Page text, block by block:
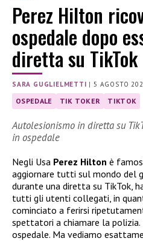
Perez Hilton
ospedale dopo
diretta su TikTok
SARA GUGLIELMETTI |5 AGOSTO
OSPEDALE TIK TOKER TIKTOK
Autolesionismo in diretta su
in ospedale
Negli Usa Perez Hilton è
aggiornare tutti sul mondo del
durante una diretta su TikTok,
tutti gli utenti collegati, in
cominciato a ferirsi
spettatori a chiamare la
ospedale. Ma vediamo